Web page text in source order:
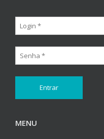
MENU